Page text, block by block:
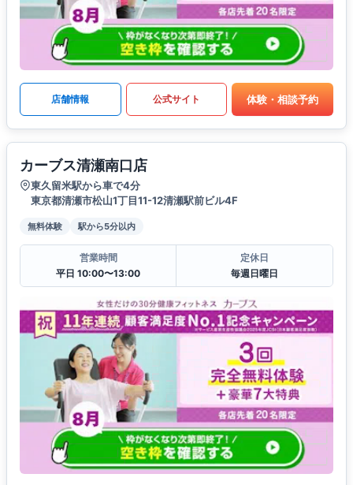
店舗情報 公式サイト 体験・相談予約
カーブス清瀬南口店
東久留米駅から車で4分
東京都清瀬市松山1丁目11-12清瀬駅前ビル4F
無料体験 駅から5分以内
営業時間
平日 10:00〜13:00
定休日
毎週日曜日